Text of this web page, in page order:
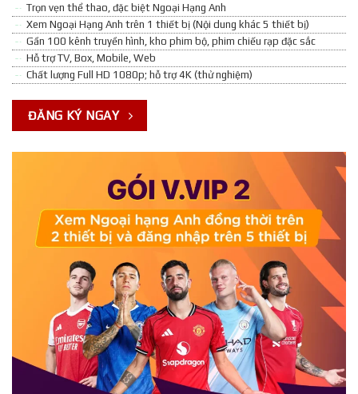
Trọn vẹn thể thao, đặc biệt Ngoại Hạng Anh
Xem Ngoại Hạng Anh trên 1 thiết bị (Nội dung khác 5 thiết bị)
Gần 100 kênh truyền hình, kho phim bộ, phim chiếu rạp đặc sắc
Hỗ trợ TV, Box, Mobile, Web
Chất lượng Full HD 1080p; hỗ trợ 4K (thử nghiệm)
ĐĂNG KÝ NGAY